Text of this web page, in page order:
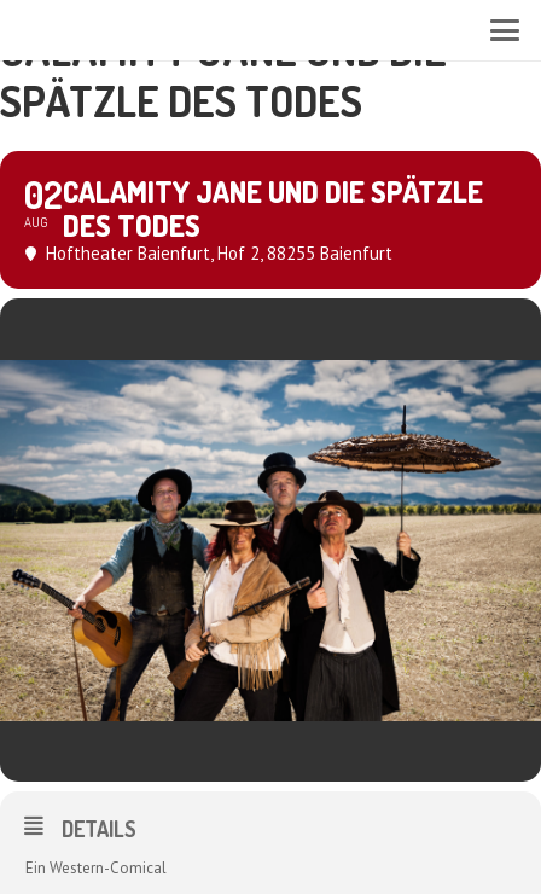
CALAMITY JANE UND DIE
SPÄTZLE DES TODES
02
AUG
CALAMITY JANE UND DIE SPÄTZLE
DES TODES
Hoftheater Baienfurt, Hof 2, 88255 Baienfurt
DETAILS
Ein Western-Comical